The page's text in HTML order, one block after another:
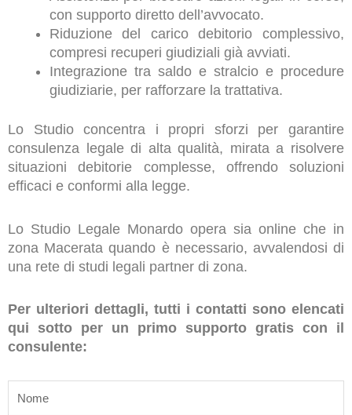
con supporto diretto dell’avvocato.
Riduzione del carico debitorio complessivo,
compresi recuperi giudiziali già avviati.
Integrazione tra saldo e stralcio e procedure
giudiziarie, per rafforzare la trattativa.
Lo Studio concentra i propri sforzi per garantire
consulenza legale di alta qualità, mirata a risolvere
situazioni debitorie complesse, offrendo soluzioni
efficaci e conformi alla legge.
Lo Studio Legale Monardo opera sia online che in
zona Macerata quando è necessario, avvalendosi di
una rete di studi legali partner di zona.
Per ulteriori dettagli, tutti i contatti sono elencati
qui sotto per un primo supporto gratis con il
consulente: